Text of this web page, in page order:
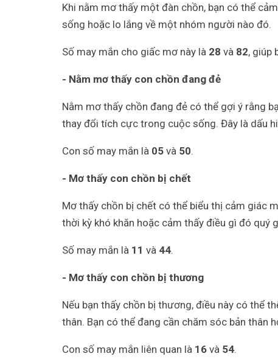
Khi nằm mơ thấy một đàn chồn, bạn có thể
sống hoặc lo lắng về một nhóm người nào đó.
Số may mắn cho giấc mơ này là 28 và 82, giúp
- Nằm mơ thấy con chồn đang đẻ
Nằm mơ thấy chồn đang đẻ có thể gợi ý rằng
thay đổi tích cực trong cuộc sống. Đây là dấu
Con số may mắn là 05 và 50.
- Mơ thấy con chồn bị chết
Mơ thấy chồn bị chết có thể biểu thị cảm giác
thời kỳ khó khăn hoặc cảm thấy điều gì đó quý
Số may mắn là 11 và 44.
- Mơ thấy con chồn bị thương
Nếu bạn thấy chồn bị thương, điều này có thể
thân. Bạn có thể đang cần chăm sóc bản thân
Con số may mắn liên quan là 16 và 54.